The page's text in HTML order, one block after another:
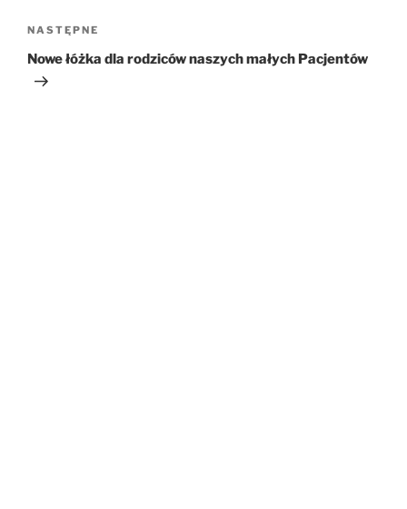
Następny
wpis
NASTĘPNE
Nowe łóżka dla rodziców naszych małych Pacjentów